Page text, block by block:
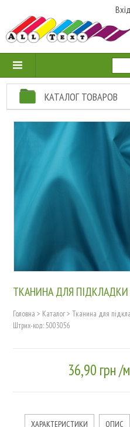
Вхід
КАТАЛОГ ТОВАРОВ
ТКАНИНА ДЛЯ
Головна > Каталог> Тканина для
Штрих-код: 5003056
36,90 грн /м
ХАРАКТЕРИСТИКИ ОПИС